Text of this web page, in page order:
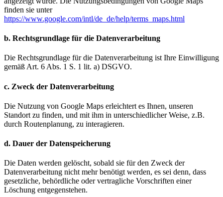
finden sie unter
https://www.google.com/intl/de_de/help/terms_maps.html
b. Rechtsgrundlage für die Datenverarbeitung
Die Rechtsgrundlage für die Datenverarbeitung ist Ihre Einwilligung
gemäß Art. 6 Abs. 1 S. 1 lit. a) DSGVO.
c. Zweck der Datenverarbeitung
Die Nutzung von Google Maps erleichtert es Ihnen, unseren
Standort zu finden, und mit ihm in unterschiedlicher Weise, z.B.
durch Routenplanung, zu interagieren.
d. Dauer der Datenspeicherung
Die Daten werden gelöscht, sobald sie für den Zweck der
Datenverarbeitung nicht mehr benötigt werden, es sei denn, dass
gesetzliche, behördliche oder vertragliche Vorschriften einer
Löschung entgegenstehen.